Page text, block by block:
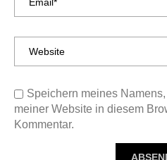
Speichern meines
meiner Website in diesem
Kommentar.